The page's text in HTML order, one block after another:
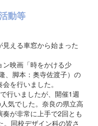
動等
える車窓から始まった
映画「時をかける少
、脚本：奥寺佐渡子）の
を行いました。
行いましたが、開催1週
気でした。奈良の県立高
が非常に上手で2回とも
同校デザイン科の皆さ